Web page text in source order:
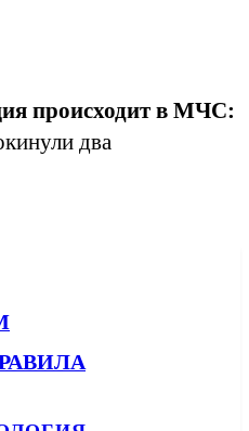
происходит в МЧС:
два